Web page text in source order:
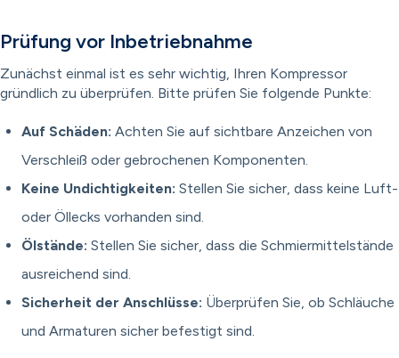
Prüfung vor Inbetriebnahme
Zunächst einmal ist es sehr wichtig, Ihren Kompressor
gründlich zu überprüfen. Bitte prüfen Sie folgende Punkte:
Auf Schäden: Achten Sie auf sichtbare Anzeichen von
Verschleiß oder gebrochenen Komponenten.
Keine Undichtigkeiten: Stellen Sie sicher, dass keine Luft-
oder Öllecks vorhanden sind.
Ölstände: Stellen Sie sicher, dass die Schmiermittelstände
ausreichend sind.
Sicherheit der Anschlüsse: Überprüfen Sie, ob Schläuche
und Armaturen sicher befestigt sind.